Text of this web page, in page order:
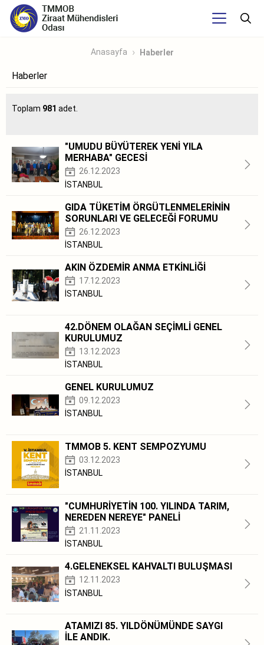
Anasayfa Haberler
Haberler
Toplam 981 adet.
"UMUDU BÜYÜTEREK YENİ YILA
MERHABA" GECESİ
26.12.2023
İSTANBUL
GIDA TÜKETİM ÖRGÜTLENMELERİNİN
SORUNLARI VE GELECEĞİ FORUMU
26.12.2023
İSTANBUL
AKIN ÖZDEMİR ANMA ETKİNLİĞİ
17.12.2023
İSTANBUL
42.DÖNEM OLAĞAN SEÇİMLİ GENEL
KURULUMUZ
13.12.2023
İSTANBUL
GENEL KURULUMUZ
09.12.2023
İSTANBUL
TMMOB 5. KENT SEMPOZYUMU
03.12.2023
İSTANBUL
"CUMHURİYETİN 100. YILINDA TARIM,
NEREDEN NEREYE" PANELİ
21.11.2023
İSTANBUL
4.GELENEKSEL KAHVALTI BULUŞMASI
12.11.2023
İSTANBUL
ATAMIZI 85. YILDÖNÜMÜNDE SAYGI
İLE ANDIK.